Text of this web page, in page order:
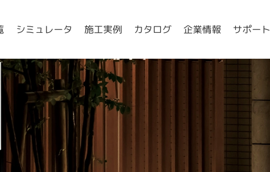
シミュレータ 施工実例 カタログ 企業情報 サポート